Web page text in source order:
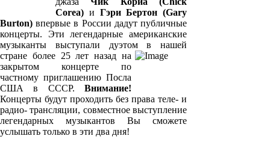
Corea) и Гэри Бертон (Gary
Burton) впервые в России дадут публичные
концерты. Эти легендарные американские
музыканты выступали дуэтом в нашей
стране более 25лет назад на
закрытом концерте по
частному приглашению Посла
США в СССР. Внимание!
Концерты будут проходить без права теле- и
радио- трансляции, совместное выступление
легендарных музыкантов Вы сможете
услышать только в эти два дня!